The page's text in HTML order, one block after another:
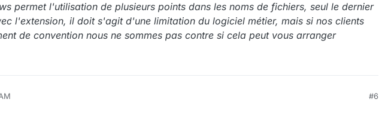
permet l'utilisation de plusieurs points dans les noms de fichiers, seul le dernier
l'extension, il doit s'agit d'une limitation du logiciel métier, mais si nos clients
de convention nous ne sommes pas contre si cela peut vous arranger
#6